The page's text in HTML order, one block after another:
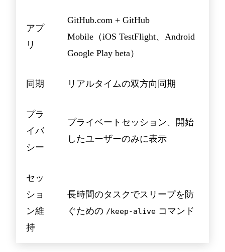
アプ
リ
GitHub.com + GitHub
Mobile（iOS TestFlight、Android
Google Play beta）
同期 リアルタイムの双方向同期
プラ
イバ
シー
プライベートセッション、開始
したユーザーのみに表示
セッ
ショ
ン維
持
長時間のタスクでスリープを防
ぐための /keep-alive コマンド